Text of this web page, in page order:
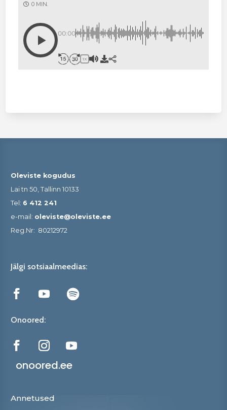
0 MIN.
00:00
1X
Oleviste kogudus
Lai tn 50, Tallinn 10133
Tel: 6 412 241
e-mail: oleviste@oleviste.ee
Reg.Nr: 80212972
Jälgi sotsiaalmeedias:
Onoored:
onoored.ee
Annetused